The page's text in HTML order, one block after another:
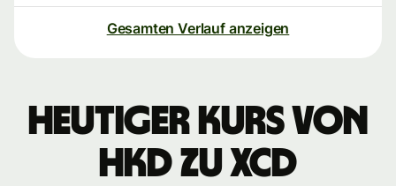
Gesamten Verlauf anzeigen
Heutiger Kurs von
HKD zu XCD